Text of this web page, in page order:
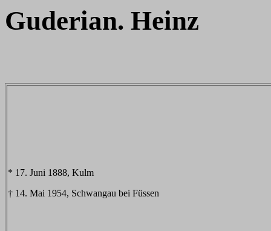
Guderian. Heinz
* 17. Juni 1888, Kulm
† 14. Mai 1954, Schwangau bei Füssen